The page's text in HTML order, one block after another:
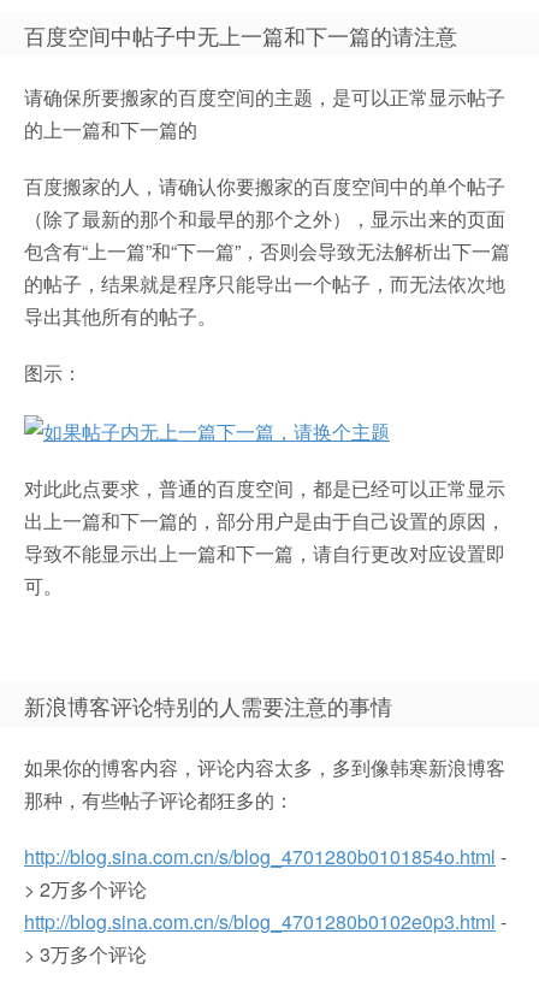
百度空间中帖子中无上一篇和下一篇的请注意
请确保所要搬家的百度空间的主题，是可以正常显示帖子
的上一篇和下一篇的
百度搬家的人，请确认你要搬家的百度空间中的单个帖子
（除了最新的那个和最早的那个之外），显示出来的页面
包含有“上一篇”和“下一篇”，否则会导致无法解析出下一篇
的帖子，结果就是程序只能导出一个帖子，而无法依次地
导出其他所有的帖子。
图示：
对此此点要求，普通的百度空间，都是已经可以正常显示
出上一篇和下一篇的，部分用户是由于自己设置的原因，
导致不能显示出上一篇和下一篇，请自行更改对应设置即
可。
新浪博客评论特别的人需要注意的事情
如果你的博客内容，评论内容太多，多到像韩寒新浪博客
那种，有些帖子评论都狂多的：
http://blog.sina.com.cn/s/blog_4701280b0101854o.html -
> 2万多个评论
http://blog.sina.com.cn/s/blog_4701280b0102e0p3.html -
> 3万多个评论